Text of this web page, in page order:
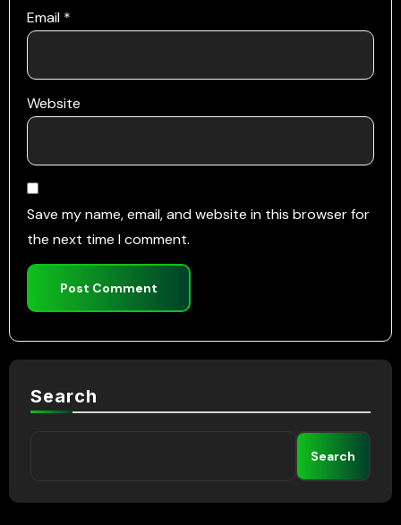
Email *
Website
Save my name, email, and website in this browser for
the next time I comment.
Search
Search